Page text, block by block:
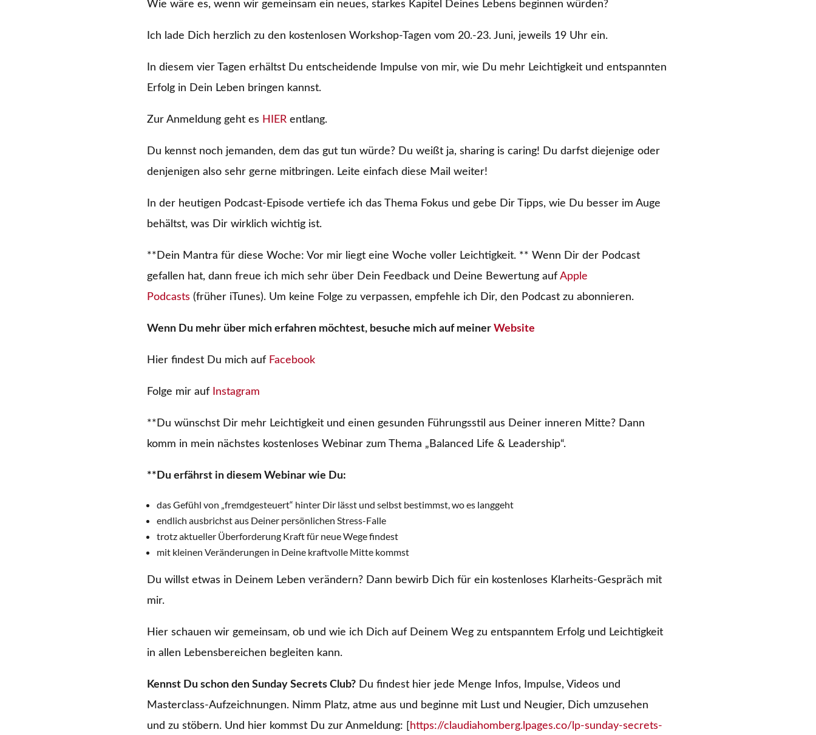
Wie wäre es, wenn wir gemeinsam ein neues, starkes Kapitel Deines Lebens beginnen würden?
Ich lade Dich herzlich zu den kostenlosen Workshop-Tagen vom 20.-23. Juni, jeweils 19 Uhr ein.
In diesem vier Tagen erhältst Du entscheidende Impulse von mir, wie Du mehr Leichtigkeit und entspannten
Erfolg in Dein Leben bringen kannst.
Zur Anmeldung geht es HIERentlang.
Du kennst noch jemanden, dem das gut tun würde? Du weißt ja, sharing is caring! Du darfst diejenige oder
denjenigen also sehr gerne mitbringen. Leite einfach diese Mail weiter!
In der heutigen Podcast-Episode vertiefe ich das Thema Fokus und gebe Dir Tipps, wie Du besser im Auge
behältst, was Dir wirklich wichtig ist.
**Dein Mantra für diese Woche: Vor mir liegt eine Woche voller Leichtigkeit. ** Wenn Dir der Podcast
gefallen hat, dann freue ich mich sehr über Dein Feedback und Deine Bewertung auf Apple
Podcasts (früher iTunes). Um keine Folge zu verpassen, empfehle ich Dir, den Podcast zu abonnieren.
Wenn Du mehr über mich erfahren möchtest, besuche mich auf meiner Website
Hier findest Du mich auf Facebook
Folge mir auf Instagram
**Du wünschst Dir mehr Leichtigkeit und einen gesunden Führungsstil aus Deiner inneren Mitte? Dann
komm in mein nächstes kostenloses Webinar zum Thema „Balanced Life & Leadership“.
**Du erfährst in diesem Webinar wie Du:
das Gefühl von „fremdgesteuert“ hinter Dir lässt und selbst bestimmst, wo es langgeht
endlich ausbrichst aus Deiner persönlichen Stress-Falle
trotz aktueller Überforderung Kraft für neue Wege findest
mit kleinen Veränderungen in Deine kraftvolle Mitte kommst
Du willst etwas in Deinem Leben verändern? Dann bewirb Dich für ein kostenloses Klarheits-Gespräch mit
mir.
Hier schauen wir gemeinsam, ob und wie ich Dich auf Deinem Weg zu entspanntem Erfolg und Leichtigkeit
in allen Lebensbereichen begleiten kann.
Kennst Du schon den Sunday Secrets Club?Du findest hier jede Menge Infos, Impulse, Videos und
Masterclass-Aufzeichnungen. Nimm Platz, atme aus und beginne mit Lust und Neugier, Dich umzusehen
und zu stöbern. Und hier kommst Du zur Anmeldung: [ https://claudiahomberg.lpages.co/lp-sunday-secrets-